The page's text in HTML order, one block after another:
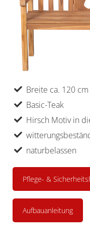
Breite ca. 120 cm
Basic-Teak
Hirsch Motiv in
naturbelassen
Pflege- &
Aufbauanleitung